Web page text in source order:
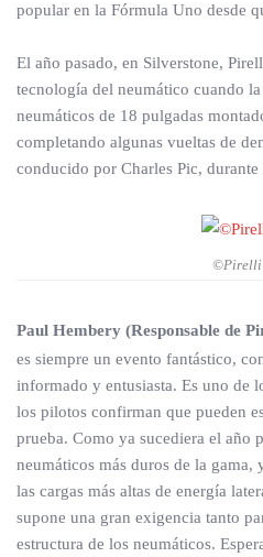
popular en la Fórmula Uno desde
El año pasado, en Silverstone,
tecnología del neumático cuando
neumáticos de 18 pulgadas
completando algunas vueltas de
conducido por Charles Pic,
©Pirelli
Paul Hembery (Responsable de
es siempre un evento fantástico,
informado y entusiasta. Es uno de
los pilotos confirman que pueden
prueba. Como ya sucediera el año
neumáticos más duros de la gama,
las cargas más altas de energía
supone una gran exigencia tanto
estructura de los neumáticos.